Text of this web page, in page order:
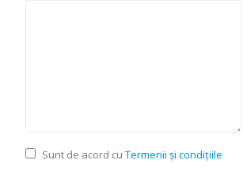
Sunt de acord cu Termenii și condițiile